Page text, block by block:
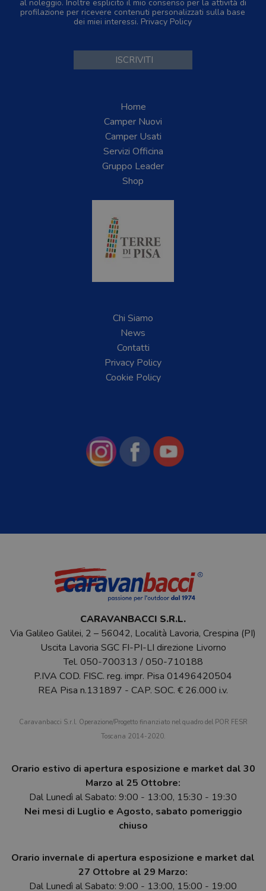
al noleggio. Inoltre esplicito il mio consenso per la attività di
profilazione per ricevere contenuti personalizzati sulla base
dei miei interessi. Privacy Policy
Home
Camper Nuovi
Camper Usati
Servizi Officina
Gruppo Leader
Shop
Chi Siamo
News
Contatti
Privacy Policy
Cookie Policy
CARAVANBACCI S.R.L.
Via Galileo Galilei, 2 – 56042, Località Lavoria, Crespina (PI)
Uscita Lavoria SGC FI-PI-LI direzione Livorno
Tel. 050-700313 /050-710188
P.IVA COD. FISC. reg. impr. Pisa 01496420504
REA Pisa n.131897 - CAP. SOC. € 26.000 i.v.
Caravanbacci S.r.l. Operazione/Progetto finanziato nel quadro del POR FESR
Toscana 2014-2020.
Orario estivo di apertura esposizione e market dal 30
Marzo al 25 Ottobre:
Dal Lunedì al Sabato: 9:00 - 13:00, 15:30 - 19:30
Nei mesi di Luglio e Agosto, sabato pomeriggio
chiuso
Orario invernale di apertura esposizione e market dal
27 Ottobre al 29 Marzo:
Dal Lunedì al Sabato: 9:00 - 13:00, 15:00 - 19:00